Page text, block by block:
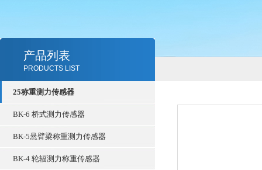
产品列表
PRODUCTS LIST
25称重测力传感器
BK-6 桥式测力传感器
BK-5悬臂梁称重测力传感器
BK-4 轮辐测力称重传感器